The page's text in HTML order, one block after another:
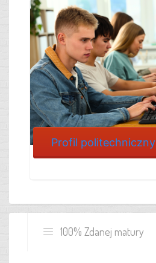
Profil politechniczny
100% Zdanej matury